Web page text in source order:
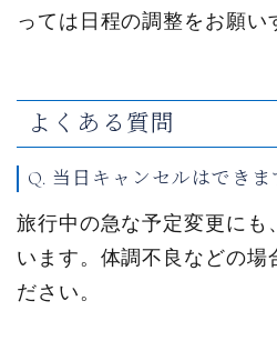
っては日程の調整をお願い
よくある質問
Q. 当日キャンセルはできま
旅行中の急な予定変更にも
います。体調不良などの場
ださい。